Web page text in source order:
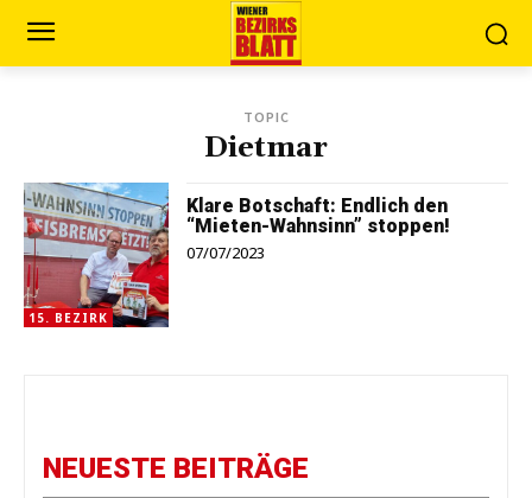
TOPIC
Dietmar
15. BEZIRK
Klare Botschaft: Endlich den
“Mieten-Wahnsinn” stoppen!
07/07/2023
NEUESTE BEITRÄGE